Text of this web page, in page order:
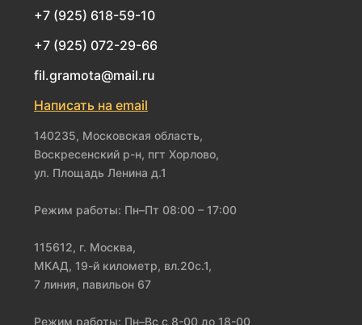
+7 (925) 618-59-10
+7 (925) 072-29-66
fil.gramota@mail.ru
Написать на email
140235, Московская область,
Воскресенский р-н, пгт Хорлово,
ул. Площадь Ленина д.1
Режим работы: Пн–Пт 08:00 – 17:00
115612, г. Москва,
МКАД, 19-й километр, вл.20с.1,
7 линия, павильон 67
Режим работы: Пн–Вс с 8-00 до 18-00